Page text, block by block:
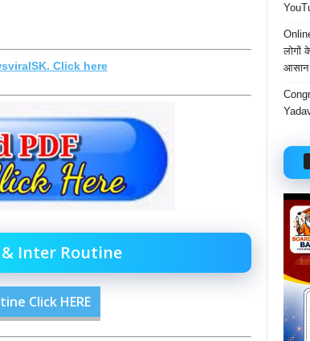
Click here
Inter Routine
Click HERE
लोगों
आसान